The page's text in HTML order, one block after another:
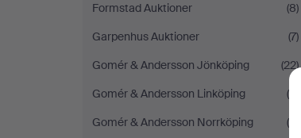
Formstad Auktioner
(8)
Garpenhus Auktioner
(7)
Gomér & Andersson Jönköping
(22)
Gomér & Andersson Linköping
(5)
Gomér & Andersson Norrköping
(4)